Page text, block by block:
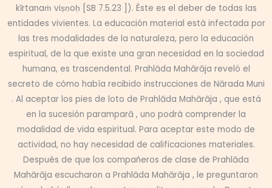
kīrtanaṁ viṣṇoḥ [SB 7.5.23 ]). Éste es el deber de todas las
entidades vivientes. La educación material está infectada por
las tres modalidades de la naturaleza, pero la educación
espiritual, de la que existe una gran necesidad en la sociedad
humana, es trascendental. Prahlāda Mahārāja reveló el
secreto de cómo había recibido instrucciones de Nārada Muni
. Al aceptar los pies de loto de Prahlāda Mahārāja , que está
en la sucesión paramparā , uno podrá comprender la
modalidad de vida espiritual. Para aceptar este modo de
actividad, no hay necesidad de calificaciones materiales.
Después de que los compañeros de clase de Prahlāda
Mahārāja escucharon a Prahlāda Mahārāja , le preguntaron